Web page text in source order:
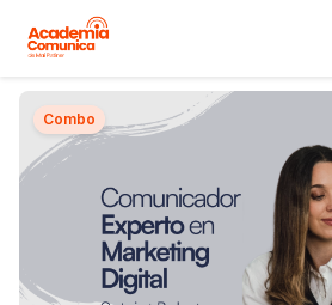
Combo